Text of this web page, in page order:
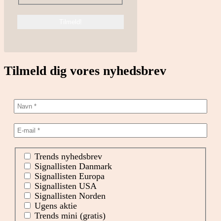
Tilmeld dig vores nyhedsbrev
Trends nyhedsbrev
Signallisten Danmark
Signallisten Europa
Signallisten USA
Signallisten Norden
Ugens aktie
Trends mini (gratis)